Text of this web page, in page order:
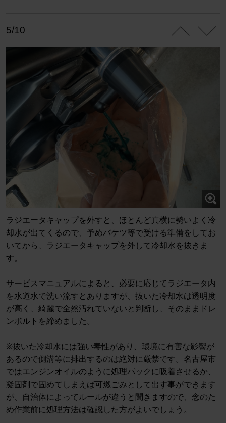
5/10
ラジエータキャップを外すと、ほとんど真横に勢いよく冷
却水が出てくるので、予めバケツ等で受ける準備をしてお
いてから、ラジエータキャップを外して冷却水を抜きま
す。
サービスマニュアルによると、必要に応じてラジエータ内
を水道水で洗い流すとありますが、抜いた冷却水は透明度
が高く、綺麗で全然汚れていないと判断し、そのままドレ
ンボルトを締めました。
※抜いた冷却水には強い毒性があり、環境に有害な影響が
あるので側溝等に排出するのは絶対に厳禁です。名古屋市
ではエンジンオイルのように処理パックに吸着させるか、
凝固剤で固めてしまえば可燃ごみとして出す事ができます
が、自治体によってルールが違うと聞きますので、念のた
め作業前に処理方法は確認した方がよいでしょう。